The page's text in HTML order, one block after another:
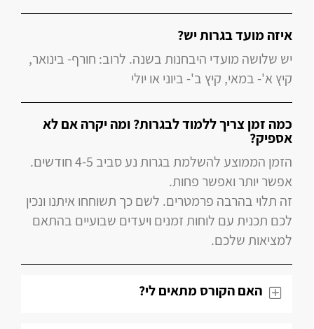
איזה מועד בגרות יש?
יש שלושה מועדי היבחנות בשנה. לרוב: חורף- בינואר,
קיץ א'- במאי, קיץ ב'- ביוני או יולי
כמה זמן צריך ללמוד לבגרות? ומה יקרה אם לא
אספיק?
הזמן הממוצע להשלמת בגרות נע סביב 4-5 חודשים.
אפשר יותר ואפשר פחות.
זה תלוי בהרבה פרמטרים. לשם כך תשוחחו איתנו ונכין
לכם תכנית עם לוחות זמנים ויעדים שבועיים בהתאם
למציאות שלכם.
האם הקורס מתאים לי?